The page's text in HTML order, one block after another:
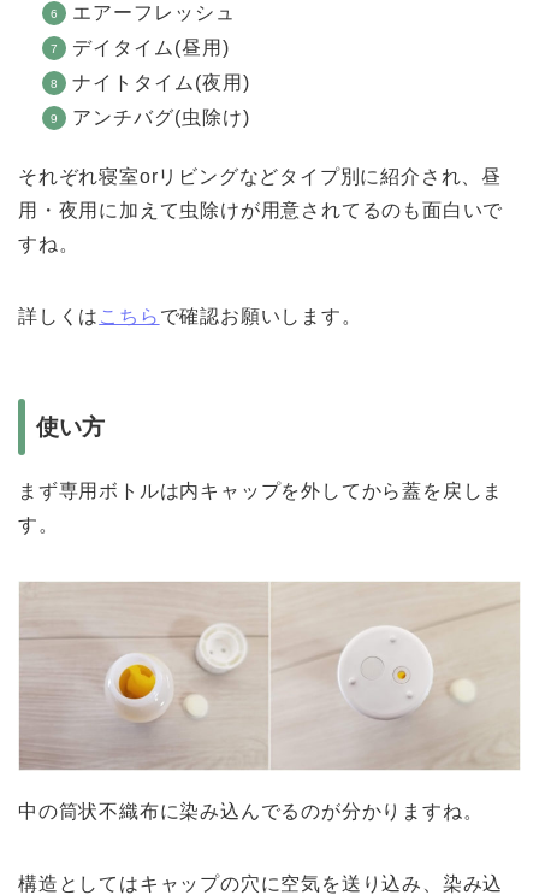
エアーフレッシュ
デイタイム(昼用)
ナイトタイム(夜用)
アンチバグ(虫除け)
それぞれ寝室orリビングなどタイプ別に紹介され、昼
用・夜用に加えて虫除けが用意されてるのも面白いで
すね。
詳しくは こちら で確認お願いします。
使い方
まず専用ボトルは内キャップを外してから蓋を戻しま
す。
中の筒状不織布に染み込んでるのが分かりますね。
構造としてはキャップの穴に空気を送り込み、染み込